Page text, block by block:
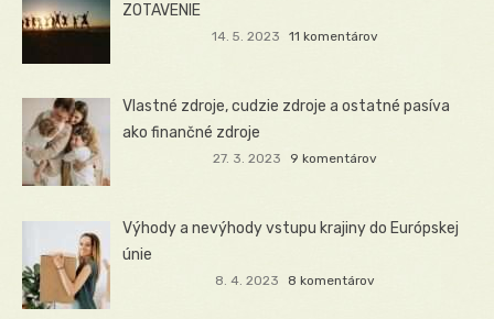
ZOTAVENIE
14. 5. 2023 11 komentárov
Vlastné zdroje, cudzie zdroje a ostatné pasíva
ako finančné zdroje
27. 3. 2023 9 komentárov
Výhody a nevýhody vstupu krajiny do Európskej
únie
8. 4. 2023 8 komentárov